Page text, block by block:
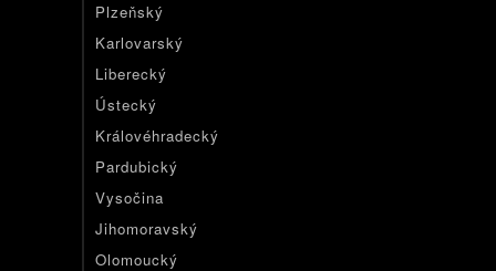
Plzeňský
Karlovarský
Liberecký
Ústecký
Královéhradecký
Pardubický
Vysočina
Jihomoravský
Olomoucký